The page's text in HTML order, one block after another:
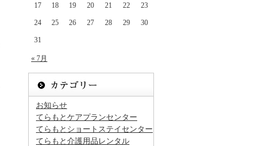
« 7月
17 18 19 20 21 22 23
24 25 26 27 28 29 30
31
お知らせ
てらもとケアプランセンター
てらもとショートステイセンター
てらもと介護用品レンタル